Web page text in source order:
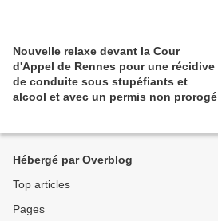
Nouvelle relaxe devant la Cour
d'Appel de Rennes pour une récidive
de conduite sous stupéfiants et
alcool et avec un permis non prorogé
Hébergé par Overblog
Top articles
Pages